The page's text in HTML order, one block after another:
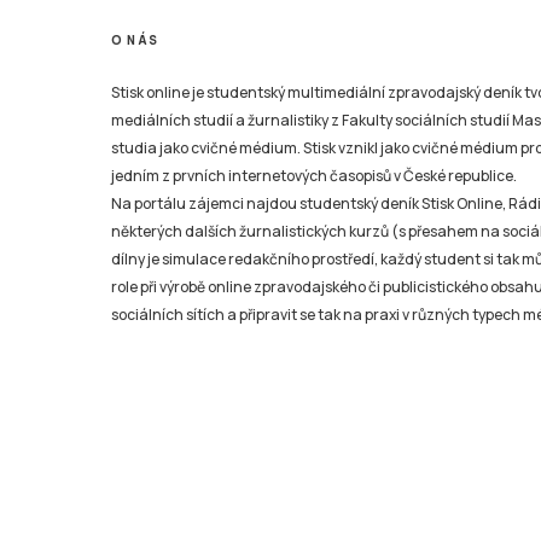
O NÁS
Stisk online je studentský multimediální zpravodajský deník
mediálních studií a žurnalistiky z Fakulty sociálních studií
studia jako cvičné médium. Stisk vznikl jako cvičné médium
jedním z prvních internetových časopisů v České republice.
Na portálu zájemci najdou studentský deník Stisk Online,
některých dalších žurnalistických kurzů (s přesahem na
dílny je simulace redakčního prostředí, každý student si tak
role při výrobě online zpravodajského či publicistického
sociálních sítích a připravit se tak na praxi v různých typech